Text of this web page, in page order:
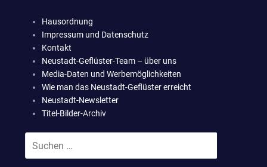
Hausordnung
Impressum und Datenschutz
Kontakt
Neustadt-Geflüster-Team – über uns
Media-Daten und Werbemöglichkeiten
Wie man das Neustadt-Geflüster erreicht
Neustadt-Newsletter
Titel-Bilder-Archiv
nach: